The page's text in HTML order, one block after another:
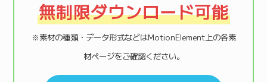
無制限ダウンロード可能
※素材の種類・データ形式などはMotionElement上の各素
材ページをご確認ください。